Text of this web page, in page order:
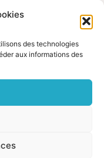
des technologies
aux informations des
légales